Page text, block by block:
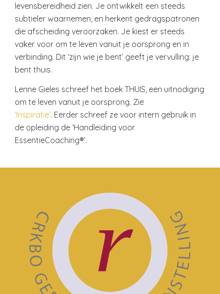
levensbereidheid zien. Je ontwikkelt een steeds
subtieler waarnemen, en herkent gedragspatronen
die afscheiding veroorzaken. Je kiest er steeds
vaker voor om te leven vanuit je oorsprong en in
verbinding. Dit ‘zijn wie je bent’ geeft je vervulling: je
bent thuis.
Lenne Gieles schreef het boek THUIS, een uitnodiging
om te leven vanuit je oorsprong. Zie
‘Inspiratie’. Eerder schreef ze voor intern gebruik in
de opleiding de ‘Handleiding voor
EssentieCoaching®’.